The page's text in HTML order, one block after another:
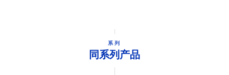
系列
同系列产品